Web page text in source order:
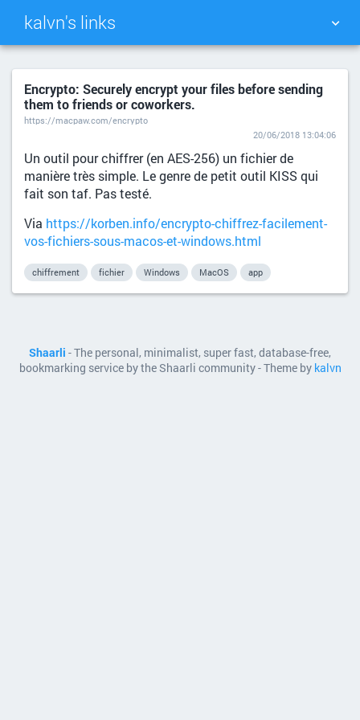
kalvn's links
TAG CLOUD PICTURE WALL
DAILY
Encrypto: Securely encrypt your files before sending
them to friends or coworkers.
https://macpaw.com/encrypto
20/06/2018 13:04:06
Un outil pour chiffrer (en AES-256) un fichier de
manière très simple. Le genre de petit outil KISS qui
fait son taf. Pas testé.
Via https://korben.info/encrypto-chiffrez-facilement-
vos-fichiers-sous-macos-et-windows.html
chiffrement fichier Windows MacOS app
Shaarli - The personal, minimalist, super fast, database-free,
bookmarking service by the Shaarli community - Theme by kalvn